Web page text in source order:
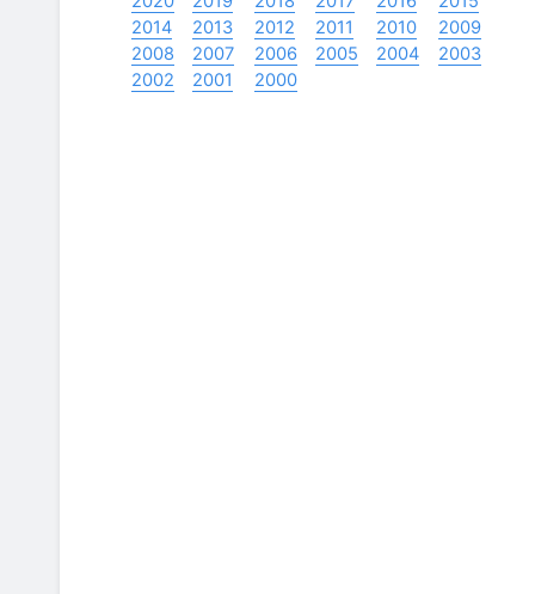
2014
2013 2012 2011 2010
2009
2008
2007 2006 2005 2004
2003
2002
2001 2000